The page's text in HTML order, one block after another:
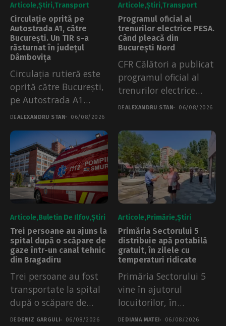
Articole Știri Transport
Circulație oprită pe
Autostrada A1, către
București. Un TIR s-a
răsturnat în județul
Dâmbovița
Circulația rutieră este
oprită către București,
pe Autostrada A1
București-Pitești. Un
DEALEXANDRU STAN 06/08/2026
Articole Știri Transport
Programul oficial al
trenurilor electrice PESA.
Când pleacă din
București Nord
CFR Călători a publicat
programul oficial al
trenurilor electrice
PESA. Șapte garnituri...
DEALEXANDRU STAN 06/08/2026
Articole Buletin De Ilfov Știri
Trei persoane au ajuns la
spital după o scăpare de
gaze într-un canal tehnic
din Bragadiru
Trei persoane au fost
transportate la spital
după o scăpare de
gaze...
DE DENIZ GARGULI 06/08/2026
Articole Primărie Știri
Primăria Sectorului 5
distribuie apă potabilă
gratuit, în zilele cu
temperaturi ridicate
Primăria Sectorului 5
vine în ajutorul
locuitorilor, în
perioadele caniculare.
DE DIANA MATEI 06/08/2026